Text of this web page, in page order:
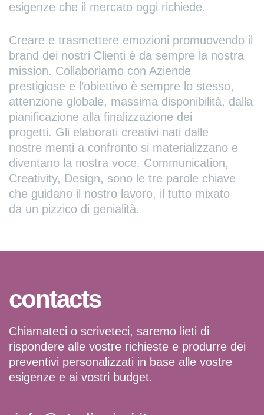
esigenze che il mercato oggi richiede.
Creare e trasmettere emozioni promuovendo il
brand dei nostri Clienti è da sempre la nostra
mission. Collaboriamo con Aziende
prestigiose e l’obiettivo è sempre lo stesso,
attenzione globale, massima disponibilità, dalla
pianificazione alla finalizzazione dei
progetti. Gli elaborati creativi nati dalle
nostre menti a confronto si materializzano e
diventano la nostra voce. Communication,
Creativity, Design, sono le tre parole chiave
che guidano il nostro lavoro, il tutto mixato
da un pizzico di genialità.
contacts
Chiamateci o scriveteci, saremo lieti di
rispondere alle vostre richieste e produrre dei
preventivi personalizzati in base alle vostre
esigenze e ai vostri budget.